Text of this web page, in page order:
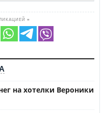
≡
на хотелки Вероники